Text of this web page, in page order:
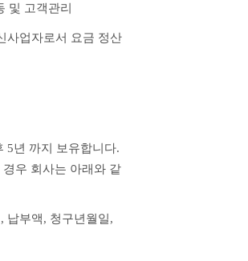
및 고객관리
사업자로서 요금 정산
5년 까지 보유합니다.
우 회사는 아래와 같
납부액, 청구년월일,